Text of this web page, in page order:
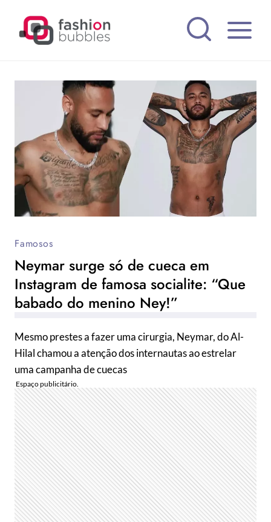
Famosos
Neymar surge só de cueca em
Instagram de famosa socialite: “Que
babado do menino Ney!”
Mesmo prestes a fazer uma cirurgia, Neymar, do Al-
Hilal chamou a atenção dos internautas ao estrelar
uma campanha de cuecas